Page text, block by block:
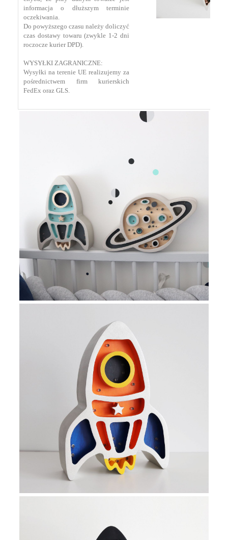
informacja o dłuższym terminie
oczekiwania.
Do powyższego czasu należy doliczyć
czas dostawy towaru (zwykle 1-2 dni
roczocze kurier DPD).
WYSYŁKI ZAGRANICZNE:
Wysyłki na terenie UE realizujemy za
pośrednictwem firm kurierskich
FedEx oraz GLS.